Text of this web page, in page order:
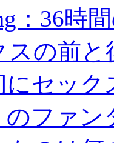
：36時
スの前と
にセック
のファ